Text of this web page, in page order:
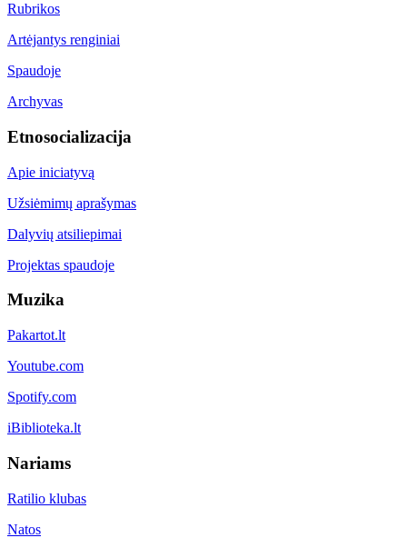
Rubrikos
Artėjantys renginiai
Spaudoje
Archyvas
Etnosocializacija
Apie iniciatyvą
Užsiėmimų aprašymas
Dalyvių atsiliepimai
Projektas spaudoje
Muzika
Pakartot.lt
Youtube.com
Spotify.com
iBiblioteka.lt
Nariams
Ratilio klubas
Natos